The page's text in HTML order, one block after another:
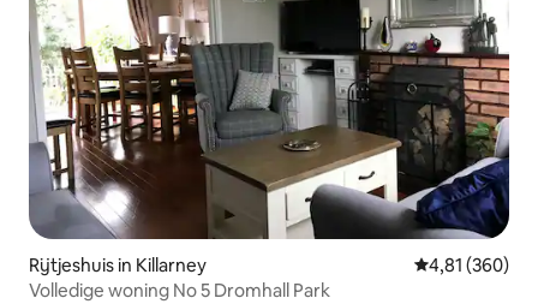
Rijtjeshuis in Killarney Gemiddelde
4,81 (360)
Volledige woning No 5 Dromhall Park